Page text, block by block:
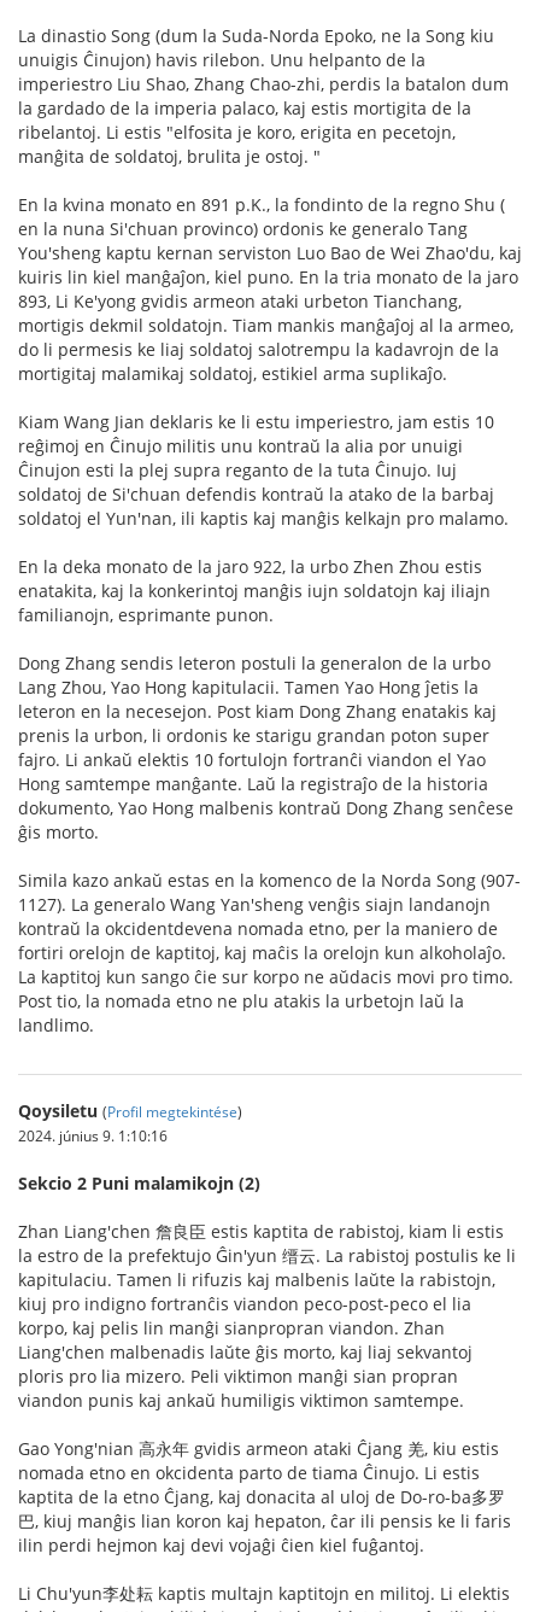
La dinastio Song (dum la Suda-Norda Epoko, ne la Song kiu
unuigis Ĉinujon) havis rilebon. Unu helpanto de la
imperiestro Liu Shao, Zhang Chao-zhi, perdis la batalon dum
la gardado de la imperia palaco, kaj estis mortigita de la
ribelantoj. Li estis "elfosita je koro, erigita en pecetojn,
manĝita de soldatoj, brulita je ostoj. "
En la kvina monato en 891 p.K., la fondinto de la regno Shu (
en la nuna Si'chuan provinco) ordonis ke generalo Tang
You'sheng kaptu kernan serviston Luo Bao de Wei Zhao'du, kaj
kuiris lin kiel manĝaĵon, kiel puno. En la tria monato de la jaro
893, Li Ke'yong gvidis armeon ataki urbeton Tianchang,
mortigis dekmil soldatojn. Tiam mankis manĝaĵoj al la armeo,
do li permesis ke liaj soldatoj salotrempu la kadavrojn de la
mortigitaj malamikaj soldatoj, estikiel arma suplikaĵo.
Kiam Wang Jian deklaris ke li estu imperiestro, jam estis 10
reĝimoj en Ĉinujo militis unu kontraŭ la alia por unuigi
Ĉinujon esti la plej supra reganto de la tuta Ĉinujo. Iuj
soldatoj de Si'chuan defendis kontraŭ la atako de la barbaj
soldatoj el Yun'nan, ili kaptis kaj manĝis kelkajn pro malamo.
En la deka monato de la jaro 922, la urbo Zhen Zhou estis
enatakita, kaj la konkerintoj manĝis iujn soldatojn kaj iliajn
familianojn, esprimante punon.
Dong Zhang sendis leteron postuli la generalon de la urbo
Lang Zhou, Yao Hong kapitulacii. Tamen Yao Hong ĵetis la
leteron en la necesejon. Post kiam Dong Zhang enatakis kaj
prenis la urbon, li ordonis ke starigu grandan poton super
fajro. Li ankaŭ elektis 10 fortulojn fortranĉi viandon el Yao
Hong samtempe manĝante. Laŭ la registraĵo de la historia
dokumento, Yao Hong malbenis kontraŭ Dong Zhang senĉese
ĝis morto.
Simila kazo ankaŭ estas en la komenco de la Norda Song (907-
1127). La generalo Wang Yan'sheng venĝis siajn landanojn
kontraŭ la okcidentdevena nomada etno, per la maniero de
fortiri orelojn de kaptitoj, kaj maĉis la orelojn kun alkoholaĵo.
La kaptitoj kun sango ĉie sur korpo ne aŭdacis movi pro timo.
Post tio, la nomada etno ne plu atakis la urbetojn laŭ la
landlimo.
Qoysiletu (Profil megtekintése)
2024. június 9. 1:10:16
Sekcio 2 Puni malamikojn (2)
Zhan Liang'chen 詹良臣 estis kaptita de rabistoj, kiam li estis
la estro de la prefektujo Ĝin'yun 缙云. La rabistoj postulis ke li
kapitulaciu. Tamen li rifuzis kaj malbenis laŭte la rabistojn,
kiuj pro indigno fortranĉis viandon peco-post-peco el lia
korpo, kaj pelis lin manĝi sianpropran viandon. Zhan
Liang'chen malbenadis laŭte ĝis morto, kaj liaj sekvantoj
ploris pro lia mizero. Peli viktimon manĝi sian propran
viandon punis kaj ankaŭ humiligis viktimon samtempe.
Gao Yong'nian 高永年 gvidis armeon ataki Ĉjang 羌, kiu estis
nomada etno en okcidenta parto de tiama Ĉinujo. Li estis
kaptita de la etno Ĉjang, kaj donacita al uloj de Do-ro-ba多罗
巴, kiuj manĝis lian koron kaj hepaton, ĉar ili pensis ke li faris
ilin perdi hejmon kaj devi vojaĝi ĉien kiel fuĝantoj.
Li Chu'yun李处耘 kaptis multajn kaptitojn en militoj. Li elektis